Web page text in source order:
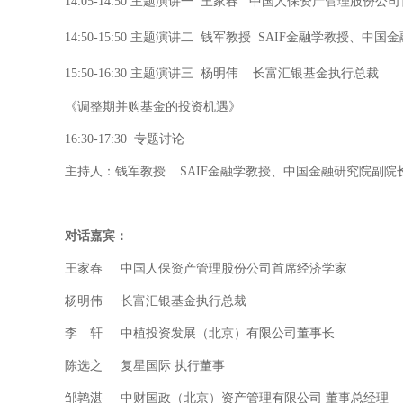
14:50-15:50 主题演讲二 钱军教授 SAIF金融学教授、中国金
15:50-16:30 主题演讲三 杨明伟 长富汇银基金执行总裁
《调整期并购基金的投资机遇》
16:30-17:30 专题讨论
主持人：钱军教授 SAIF金融学教授、中国金融研究院副院
对话嘉宾：
王家春 中国人保资产管理股份公司首席经济学家
杨明伟 长富汇银基金执行总裁
李 轩 中植投资发展（北京）有限公司董事长
陈选之 复星国际 执行董事
邹鹑湛 中财国政（北京）资产管理有限公司 董事总经理